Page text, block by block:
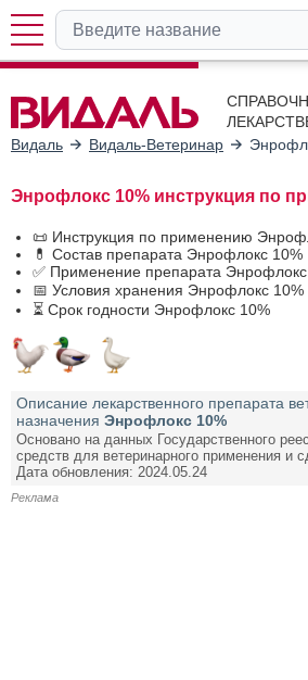
Видаль
Видаль-Ветеринар
Энрофлокс 10% инструкция по
📜 Инструкция по применению
💊 Состав препарата Энрофлокс 10%
✅ Применение препарата
📅 Условия хранения Энрофлокс 10%
⏳ Срок годности Энрофлокс 10%
Описание лекарственного препарата
назначения Энрофлокс 10%
Основано на данных Государственного
средств для ветеринарного применения и
Дата обновления: 2024.05.24
Реклама